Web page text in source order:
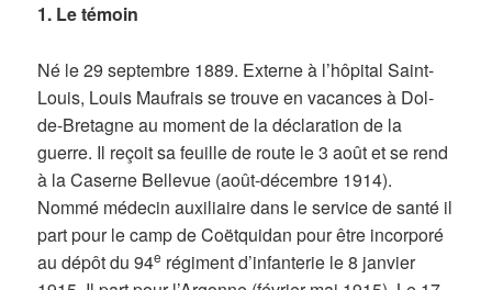
1. Le témoin
Né le 29 septembre 1889. Externe à l’hôpital Saint-
Louis, Louis Maufrais se trouve en vacances à Dol-
de-Bretagne au moment de la déclaration de la
guerre. Il reçoit sa feuille de route le 3 août et se rend
à la Caserne Bellevue (août-décembre 1914).
Nommé médecin auxiliaire dans le service de santé il
part pour le camp de Coëtquidan pour être incorporé
au dépôt du 94e régiment d’infanterie le 8 janvier